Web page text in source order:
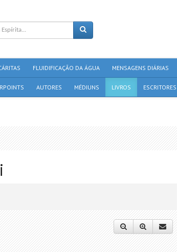
FLUIDIFICAÇÃO DA ÁGUA MENSAGENS DIÁRIAS
AUTORES MÉDIUNS LIVROS ESCRITORES